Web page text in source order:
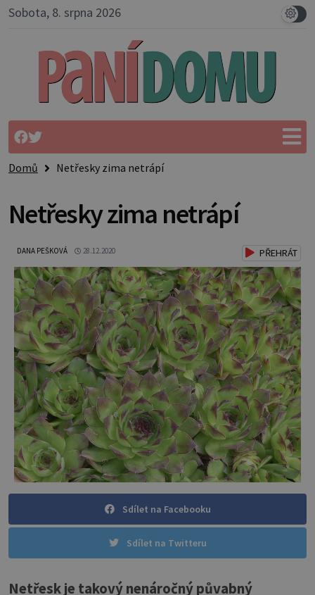
Sobota, 8. srpna 2026
Domů Netřesky zima netrápí
Netřesky zima netrápí
DANA PEŠKOVÁ 28.12.2020 PŘEHRÁT
Sdílet na Facebooku
Sdílet na Twitteru
Netřesk je takový nenáročný půvabný